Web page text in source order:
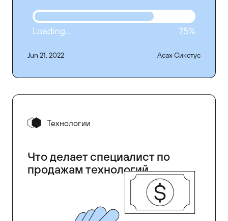
Jun 21, 2022 Асах Сикстус
Технологии
Что делает специалист по
продажам технологий